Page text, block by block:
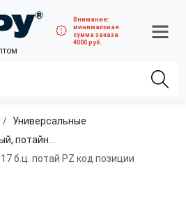
Внимание:
минимальная
сумма заказа
4000 руб.
универсальные
головка, PZ